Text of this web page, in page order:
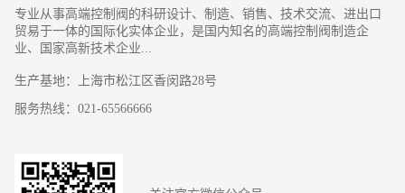
专业从事高端控制阀的科研设计、制造、销售、技术交流、进出口
贸易于一体的国际化实体企业，是国内知名的高端控制阀制造企
业、国家高新技术企业...
生产基地：上海市松江区香闵路28号
服务热线：021-65566666